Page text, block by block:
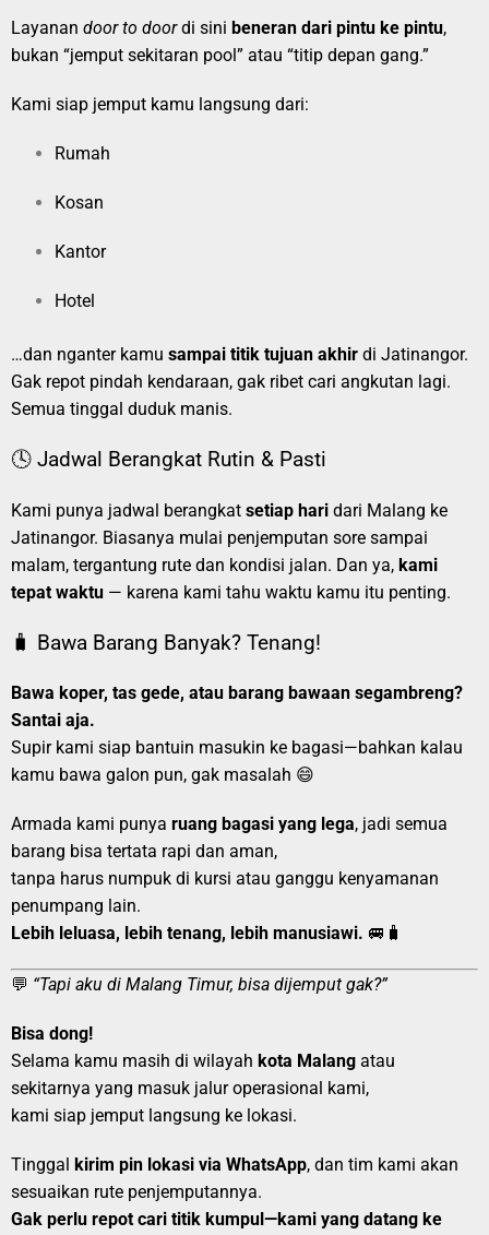
Layanan door to doordi sini beneran dari pintu ke pintu,
bukan “jemput sekitaran pool” atau “titip depan gang.”
Kami siap jemput kamu langsung dari:
Rumah
Kosan
Kantor
Hotel
…dan nganter kamu sampai titik tujuan akhir di Jatinangor.
Gak repot pindah kendaraan, gak ribet cari angkutan lagi.
Semua tinggal duduk manis.
🕓 Jadwal Berangkat Rutin & Pasti
Kami punya jadwal berangkat setiap hari dari Malang ke
Jatinangor. Biasanya mulai penjemputan sore sampai
malam, tergantung rute dan kondisi jalan. Dan ya, kami
tepat waktu — karena kami tahu waktu kamu itu penting.
🧳 Bawa Barang Banyak? Tenang!
Bawa koper, tas gede, atau barang bawaan segambreng?
Santai aja.
Supir kami siap bantuin masukin ke bagasi—bahkan kalau
kamu bawa galon pun, gak masalah 😄
Armada kami punya ruang bagasi yang lega, jadi semua
barang bisa tertata rapi dan aman,
tanpa harus numpuk di kursi atau ganggu kenyamanan
penumpang lain.
Lebih leluasa, lebih tenang, lebih manusiawi. 🚐🧳
💬 “Tapi aku di Malang Timur, bisa dijemput gak?”
Bisa dong!
Selama kamu masih di wilayah kota Malang atau
sekitarnya yang masuk jalur operasional kami,
kami siap jemput langsung ke lokasi.
Tinggal kirim pin lokasi via WhatsApp, dan tim kami akan
sesuaikan rute penjemputannya.
Gak perlu repot cari titik kumpul—kami yang datang ke